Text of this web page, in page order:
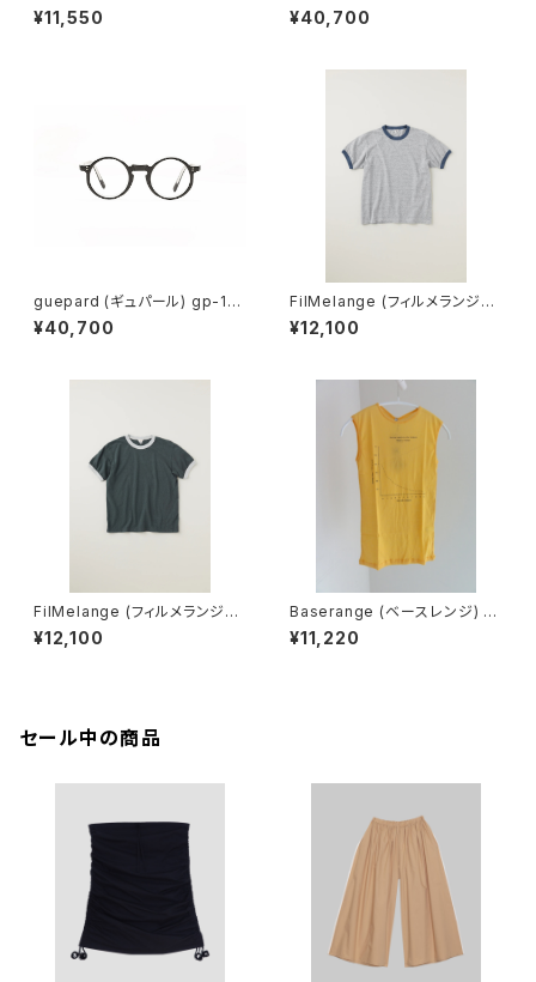
A Mini earrings (Opaline w
hite)
¥11,550 ecaille (clear lens) メガネ
¥40,700
guepard (ギュパール) gp-11
noir cristal (clear lens) メガ
ネ
¥40,700
FilMelange (フィルメランジェ)
EMMA / エマ VINTAGE TENJ
IKU (champione melange)
¥12,100
FilMelange (フィルメランジェ)
EMMA / エマ VINTAGE TENJ
IKU (charcoal khaki)
¥12,100
Baserange (ベースレンジ) U
NSEEN TANK (MORUS BEIG
E)
¥11,220
セール中の商品